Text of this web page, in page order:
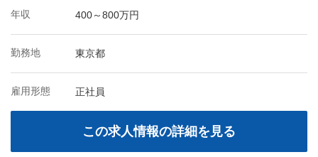
年収 400～800万円
勤務地 東京都
雇用形態 正社員
この求人情報の詳細を見る